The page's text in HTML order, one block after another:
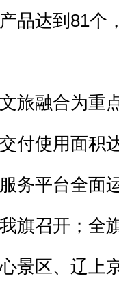
品达到81个
融合为重
付使用面积
务平台全面
旗召开；全
景区、辽上